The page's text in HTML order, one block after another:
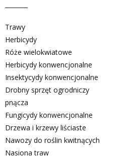
Trawy
Herbicydy
Róże wielokwiatowe
Herbicydy konwencjonalne
Insektycydy konwencjonalne
Drobny sprzęt ogrodniczy
pnącza
Fungicydy konwencjonalne
Drzewa i krzewy liściaste
Nawozy do roślin kwitnących
Nasiona traw